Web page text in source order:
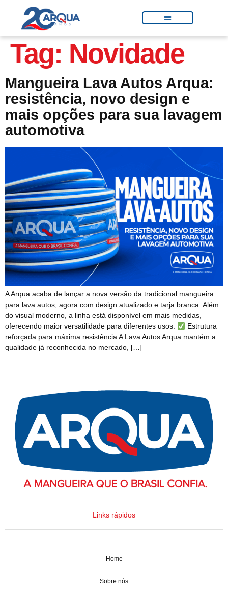
Tag: Novidade
Mangueira Lava Autos Arqua:
resistência, novo design e
mais opções para sua lavagem
automotiva
A Arqua acaba de lançar a nova versão da tradicional mangueira
para lava autos, agora com design atualizado e tarja branca. Além
do visual moderno, a linha está disponível em mais medidas,
oferecendo maior versatilidade para diferentes usos.
Estrutura
reforçada para máxima resistência A Lava Autos Arqua mantém a
qualidade já reconhecida no mercado, […]
Links rápidos
Home
Sobre nós